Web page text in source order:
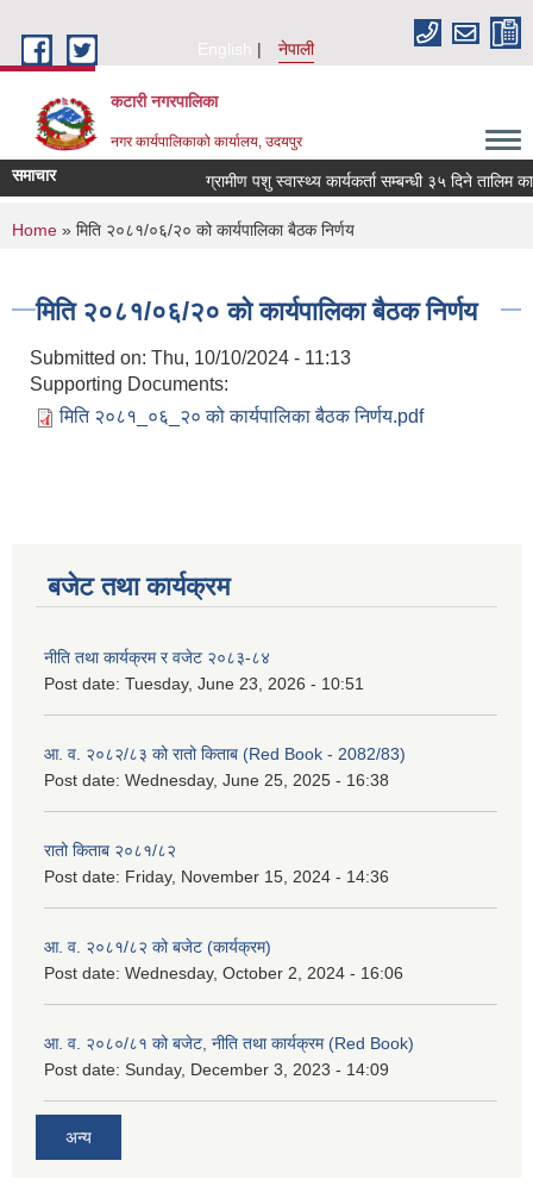
English
नेपाली
कटारी नगरपालिका
नगर कार्यपालिकाको कार्यालय, उदयपुर
समाचार ग्रामीण पशु स्वास्थ्य कार्यकर्ता सम्बन्धी ३५ दिने तालिम
You are here
Home » मिति २०८१/०६/२० को कार्यपालिका बैठक निर्णय
मिति २०८१/०६/२० को कार्यपालिका बैठक निर्णय
Submitted on: Thu, 10/10/2024 - 11:13
Supporting Documents:
मिति २०८१_०६_२० को कार्यपालिका बैठक निर्णय.pdf
बजेट तथा कार्यक्रम
नीति तथा कार्यक्रम र वजेट २०८३-८४
Post date: Tuesday, June 23, 2026 - 10:51
आ. व. २०८२/८३ को रातो किताब (Red Book - 2082/83)
Post date: Wednesday, June 25, 2025 - 16:38
रातो किताब २०८१/८२
Post date: Friday, November 15, 2024 - 14:36
आ. व. २०८१/८२ को बजेट (कार्यक्रम)
Post date: Wednesday, October 2, 2024 - 16:06
आ. व. २०८०/८१ को बजेट, नीति तथा कार्यक्रम (Red Book)
Post date: Sunday, December 3, 2023 - 14:09
अन्य